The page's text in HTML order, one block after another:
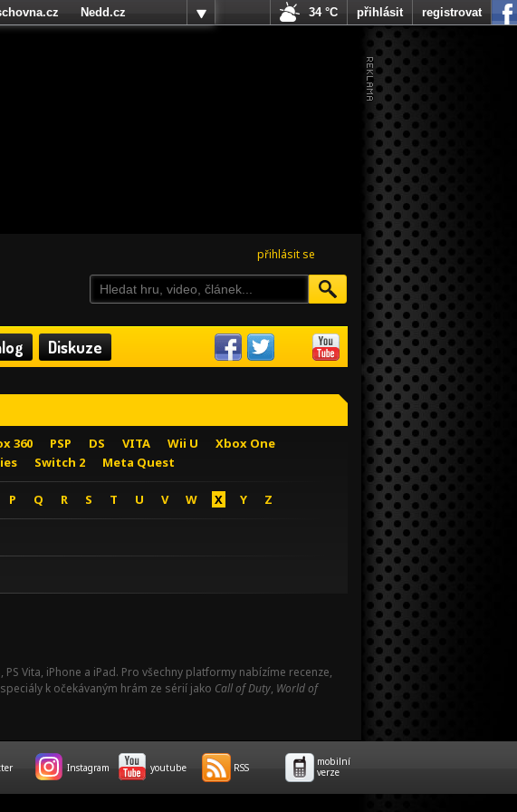
přihlásit se
Diskuze
360 PSP DS VITA Wii U
Xbox One
Switch 2 Meta Quest
P Q R S T U V W X Y Z
PS Vita, iPhone a iPad. Pro všechny platformy nabízíme recenze,
k očekávaným hrám ze sérií jako Call of Duty, World of
Nedd.cz
34 °C přihlásit registrovat
Instagram youtube RSS
mobilní
verze